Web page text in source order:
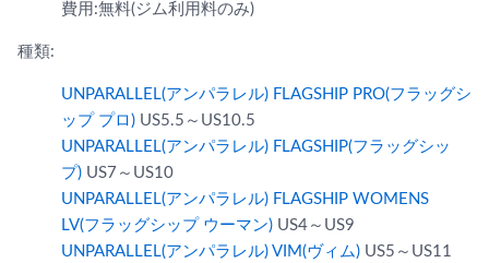
費用:無料(ジム利用料のみ)
種類:
UNPARALLEL(アンパラレル) FLAGSHIP PRO(フラッグシ
ップ プロ) US5.5～US10.5
UNPARALLEL(アンパラレル) FLAGSHIP(フラッグシッ
プ) US7～US10
UNPARALLEL(アンパラレル) FLAGSHIP WOMENS
LV(フラッグシップ ウーマン) US4～US9
UNPARALLEL(アンパラレル) VIM(ヴィム) US5～US11